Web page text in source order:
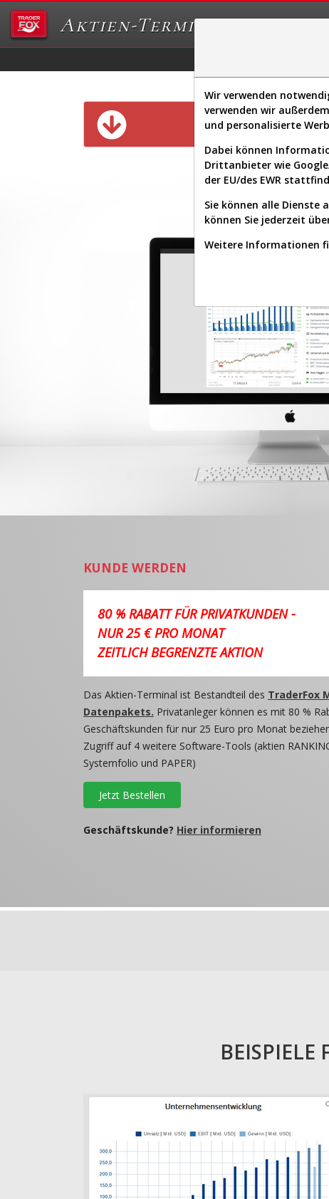
Aktien-Terminal
Diese
KUNDE WERDEN
80 % RABATT FÜR PRIVATKUNDEN -
NUR 25 € PRO MONAT
ZEITLICH BEGRENZTE AKTION
Das Aktien-Terminal ist Bestandteil des TraderFox
Datenpakets. Privatanleger können es mit 80 %
Geschäftskunden für nur 25 Euro pro Monat
Zugriff auf 4 weitere Software-Tools (aktien
Systemfolio und PAPER)
Jetzt Bestellen
Geschäftskunde? Hier informieren
BEISPIELE
Wir verwenden
verwenden wir
und personalisierte
Dabei können
Drittanbieter wie
der EU/des EWR
Sie können alle Dienste
können Sie jederzeit
Weitere Informationen